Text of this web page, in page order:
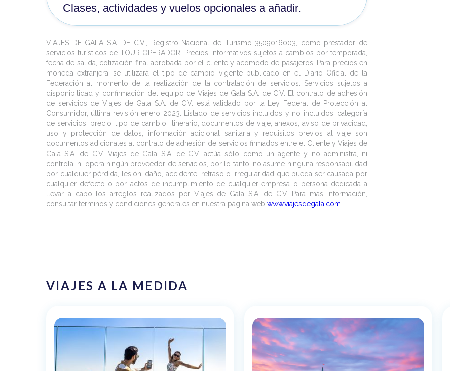
Clases, actividades y vuelos opcionales a añadir.
VIAJES DE GALA S.A. DE C.V., Registro Nacional de Turismo 3509016003, como prestador de
servicios turísticos de TOUR OPERADOR. Precios informativos sujetos a cambios por temporada,
fecha de salida, cotización final aprobada por el cliente y acomodo de pasajeros. Para precios en
moneda extranjera, se utilizará el tipo de cambio vigente publicado en el Diario Oficial de la
Federación al momento de la realización de la contratación de servicios. Servicios sujetos a
disponibilidad y confirmación del equipo de Viajes de Gala S.A. de C.V. El contrato de adhesión
de servicios de Viajes de Gala S.A. de C.V. está validado por la Ley Federal de Protección al
Consumidor, última revisión enero 2023. Listado de servicios incluidos y no incluidos, categoría
de servicios. precio, tipo de cambio, itinerario, documentos de viaje, anexos, aviso de privacidad,
uso y protección de datos, información adicional sanitaria y requisitos previos al viaje son
documentos adicionales al contrato de adhesión de servicios firmados entre el Cliente y Viajes de
Gala S.A. de C.V. Viajes de Gala S.A. de C.V. actúa sólo como un agente y no administra, ni
controla, ni opera ningún proveedor de servicios, por lo tanto, no asume ninguna responsabilidad
por cualquier pérdida, lesión, daño, accidente, retraso o irregularidad que pueda ser causada por
cualquier defecto o por actos de incumplimiento de cualquier empresa o persona dedicada a
llevar a cabo los arreglos realizados por Viajes de Gala S.A. de C.V. Para más información,
consultar términos y condiciones generales en nuestra página web www.viajesdegala.com
VIAJES A LA MEDIDA